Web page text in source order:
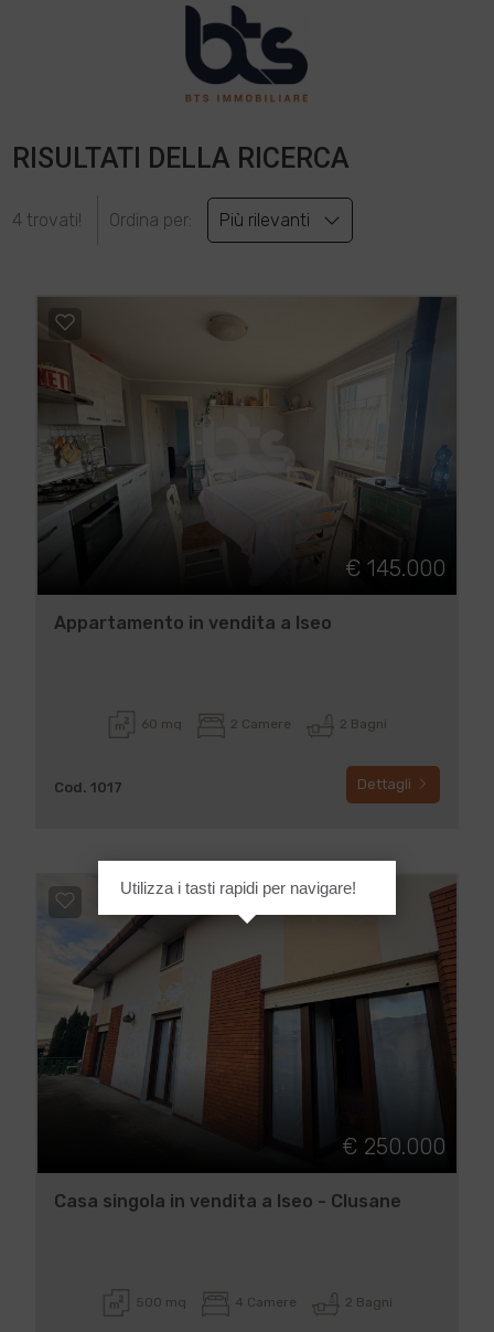
RISULTATI DELLA RICERCA
4 trovati! Ordina per: Più rilevanti
€ 145.000
Appartamento in vendita a Iseo
60 mq 2 Camere 2 Bagni
Cod. 1017 Dettagli
€ 250.000
Casa singola in vendita a Iseo - Clusane
500 mq 4 Camere 2 Bagni
Utilizza i tasti rapidi per navigare!